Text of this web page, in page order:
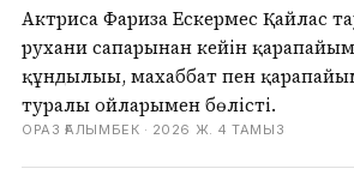
Актриса Фариза Ескермес Қайлас
рухани сапарынан кейін
құндылығы, махаббат пен
туралы ойларымен бөлісті.
ОРАЗ ҒАЛЫМБЕК · 2026 Ж. 4 ТАМЫЗ